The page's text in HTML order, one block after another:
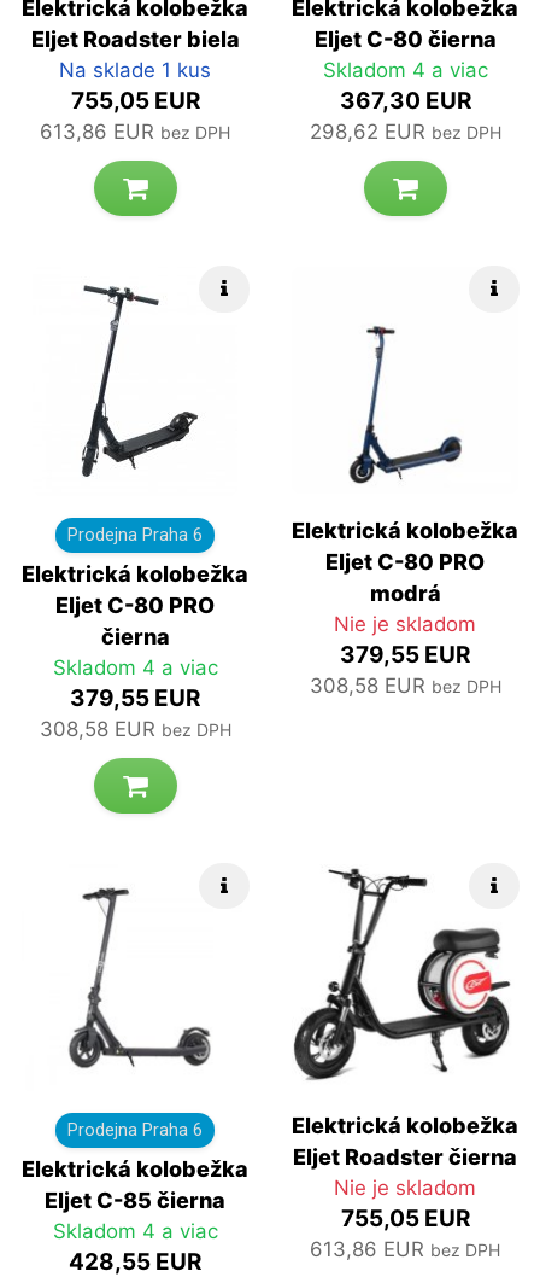
Elektrická kolobežka
Eljet Roadster biela
Na sklade 1 kus
755,05 EUR
613,86 EUR bez DPH
Elektrická kolobežka
Eljet C-80 čierna
Skladom 4 a viac
367,30 EUR
298,62 EUR bez DPH
Prodejna Praha 6
Elektrická kolobežka
Eljet C-80 PRO
čierna
Skladom 4 a viac
379,55 EUR
308,58 EUR bez DPH
Elektrická kolobežka
Eljet C-80 PRO
modrá
Nie je skladom
379,55 EUR
308,58 EUR bez DPH
Rýchle info
Prodejna Praha 6
Elektrická kolobežka
Eljet C-85 čierna
Skladom 4 a viac
428,55 EUR
Elektrická kolobežka
Eljet Roadster čierna
Nie je skladom
755,05 EUR
613,86 EUR bez DPH